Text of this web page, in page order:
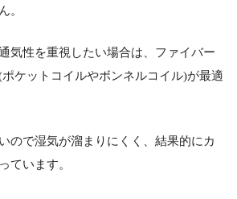
。
気性を重視したい場合は、ファイバー
ケットコイルやボンネルコイル)が最適
ので湿気が溜まりにくく、結果的にカ
ています。